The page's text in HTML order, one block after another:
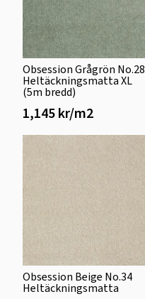
Obsession Grågrön No.28
Heltäckningsmatta XL
(5m bredd)
1,145 kr/m2
Obsession Beige No.34
Heltäckningsmatta